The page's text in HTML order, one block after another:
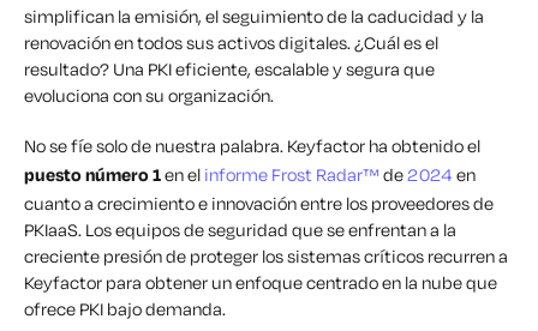
simplifican la emisión, el seguimiento de la caducidad y la
renovación en todos sus activos digitales. ¿Cuál es el
resultado? Una PKI eficiente, escalable y segura que
evoluciona con su organización.
No se fíe solo de nuestra palabra. Keyfactor ha obtenido el
puesto número 1en el informe Frost Radar™ de2024 en
cuanto a crecimiento e innovación entre los proveedores de
PKIaaS. Los equipos de seguridad que se enfrentan a la
creciente presión de proteger los sistemas críticos recurren a
Keyfactor para obtener un enfoque centrado en la nube que
ofrece PKI bajo demanda.